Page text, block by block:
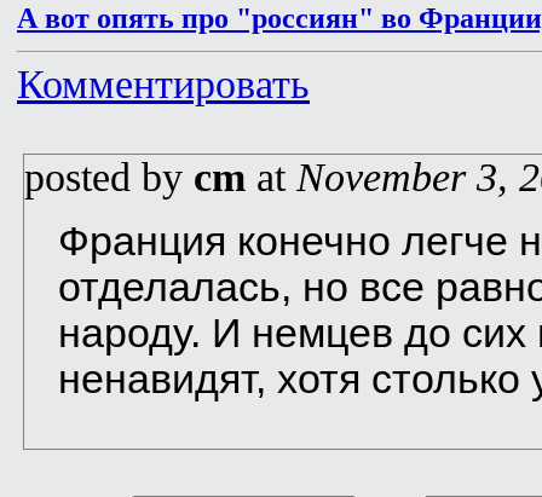
А вот опять про "россиян" во
Комментировать
posted by cm at November 3,
Франция конечно легче
отделалась, но все
народу. И немцев до сих
ненавидят, хотя